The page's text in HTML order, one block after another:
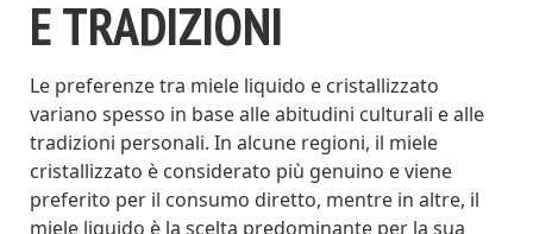
E TRADIZIONI
Le preferenze tra miele liquido e cristallizzato
variano spesso in base alle abitudini culturali e alle
tradizioni personali. In alcune regioni, il miele
cristallizzato è considerato più genuino e viene
preferito per il consumo diretto, mentre in altre, il
miele liquido è la scelta predominante per la sua